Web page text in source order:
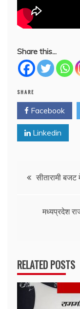
Share this...
SHARE
Facebook
Linkedin
Postसीतारामी
मध्यप्रदेश
RELATED POSTS